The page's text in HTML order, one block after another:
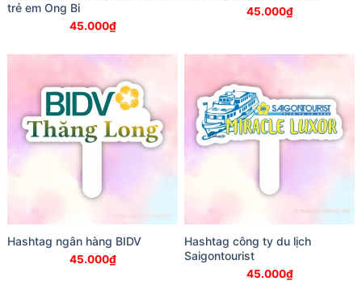
trẻ em Ong Bi
45.000₫
45.000₫
Hashtag ngân hàng BIDV
45.000₫
Hashtag công ty du lịch
Saigontourist
45.000₫